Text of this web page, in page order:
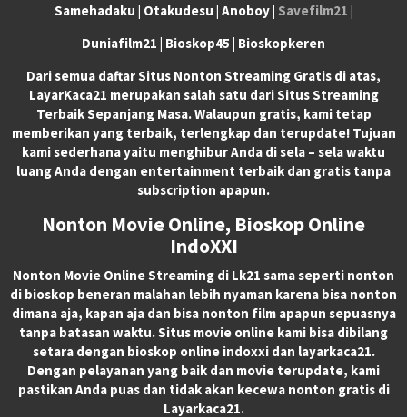
Samehadaku | Otakudesu | Anoboy | Savefilm21 |
Duniafilm21 | Bioskop45 | Bioskopkeren
Dari semua daftar Situs Nonton Streaming Gratis di atas,
LayarKaca21 merupakan salah satu dari Situs Streaming
Terbaik Sepanjang Masa. Walaupun gratis, kami tetap
memberikan yang terbaik, terlengkap dan terupdate! Tujuan
kami sederhana yaitu menghibur Anda di sela – sela waktu
luang Anda dengan entertainment terbaik dan gratis tanpa
subscription apapun.
Nonton Movie Online, Bioskop Online
IndoXXI
Nonton Movie Online Streaming di Lk21 sama seperti nonton
di bioskop beneran malahan lebih nyaman karena bisa nonton
dimana aja, kapan aja dan bisa nonton film apapun sepuasnya
tanpa batasan waktu. Situs movie online kami bisa dibilang
setara dengan bioskop online indoxxi dan layarkaca21.
Dengan pelayanan yang baik dan movie terupdate, kami
pastikan Anda puas dan tidak akan kecewa nonton gratis di
Layarkaca21.